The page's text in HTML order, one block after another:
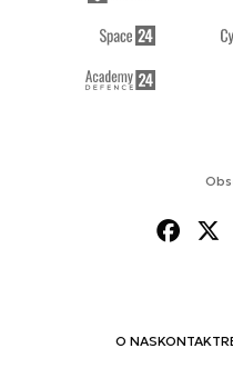
O NASKONTAKT